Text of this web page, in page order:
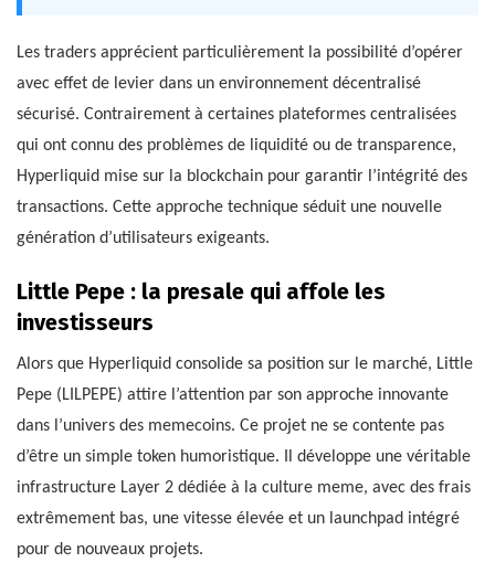
Les traders apprécient particulièrement la possibilité d’opérer
avec effet de levier dans un environnement décentralisé
sécurisé. Contrairement à certaines plateformes centralisées
qui ont connu des problèmes de liquidité ou de transparence,
Hyperliquid mise sur la blockchain pour garantir l’intégrité des
transactions. Cette approche technique séduit une nouvelle
génération d’utilisateurs exigeants.
Little Pepe : la presale qui affole les
investisseurs
Alors que Hyperliquid consolide sa position sur le marché, Little
Pepe (LILPEPE) attire l’attention par son approche innovante
dans l’univers des memecoins. Ce projet ne se contente pas
d’être un simple token humoristique. Il développe une véritable
infrastructure Layer 2 dédiée à la culture meme, avec des frais
extrêmement bas, une vitesse élevée et un launchpad intégré
pour de nouveaux projets.